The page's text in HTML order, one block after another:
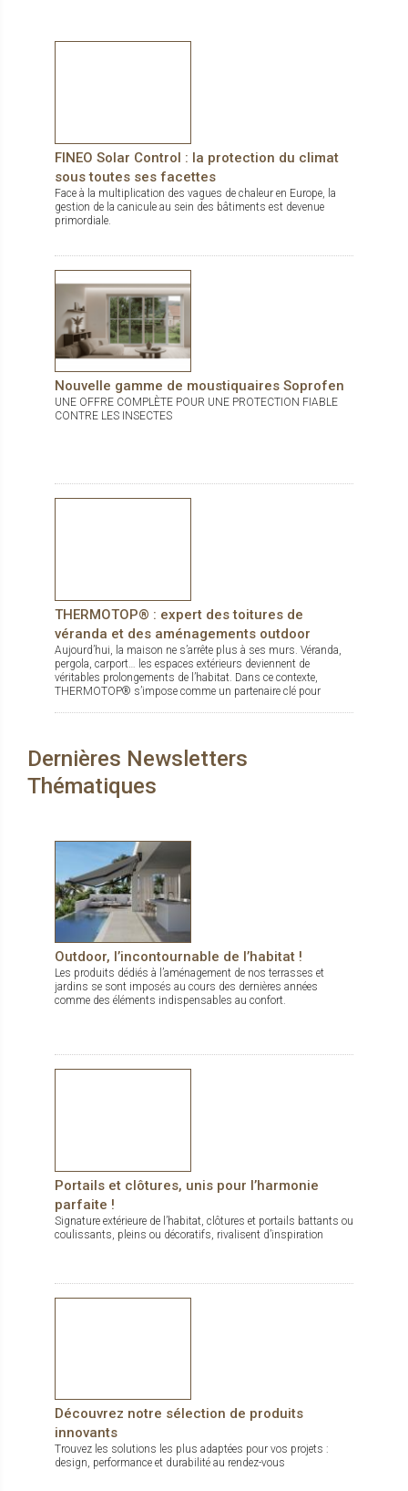
FINEO Solar Control : la protection du climat
sous toutes ses facettes
Face à la multiplication des vagues de chaleur en Europe, la
gestion de la canicule au sein des bâtiments est devenue
primordiale.
Nouvelle gamme de moustiquaires Soprofen
UNE OFFRE COMPLÈTE POUR UNE PROTECTION FIABLE
CONTRE LES INSECTES
THERMOTOP® : expert des toitures de
véranda et des aménagements outdoor
Aujourd’hui, la maison ne s’arrête plus à ses murs. Véranda,
pergola, carport… les espaces extérieurs deviennent de
véritables prolongements de l’habitat. Dans ce contexte,
THERMOTOP® s’impose comme un partenaire clé pour
Dernières Newsletters
Thématiques
Outdoor, l’incontournable de l’habitat !
Les produits dédiés à l’aménagement de nos terrasses et
jardins se sont imposés au cours des dernières années
comme des éléments indispensables au confort.
Portails et clôtures, unis pour l’harmonie
parfaite !
Signature extérieure de l’habitat, clôtures et portails battants ou
coulissants, pleins ou décoratifs, rivalisent d’inspiration
Découvrez notre sélection de produits
innovants
Trouvez les solutions les plus adaptées pour vos projets :
design, performance et durabilité au rendez-vous